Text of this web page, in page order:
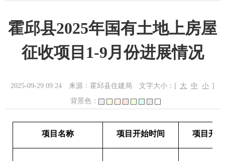
霍邱县2025年国有土地上房屋
征收项目1-9月份进展情况
2025-09-29 09:24 来源：霍邱县住建局 文字大小：[ 大 中 小 ]
背景色：
项目名称 项目开始时间 项目开